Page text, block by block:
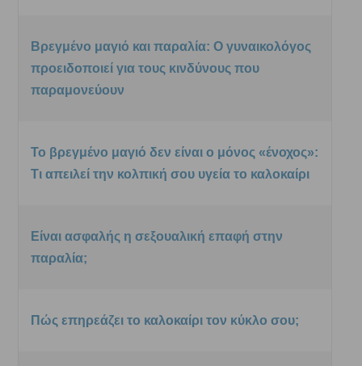
Βρεγμένο μαγιό και παραλία: Ο γυναικολόγος
προειδοποιεί για τους κινδύνους που
παραμονεύουν
Το βρεγμένο μαγιό δεν είναι ο μόνος «ένοχος»:
Τι απειλεί την κολπική σου υγεία το καλοκαίρι
Είναι ασφαλής η σεξουαλική επαφή στην
παραλία;
Πώς επηρεάζει το καλοκαίρι τον κύκλο σου;